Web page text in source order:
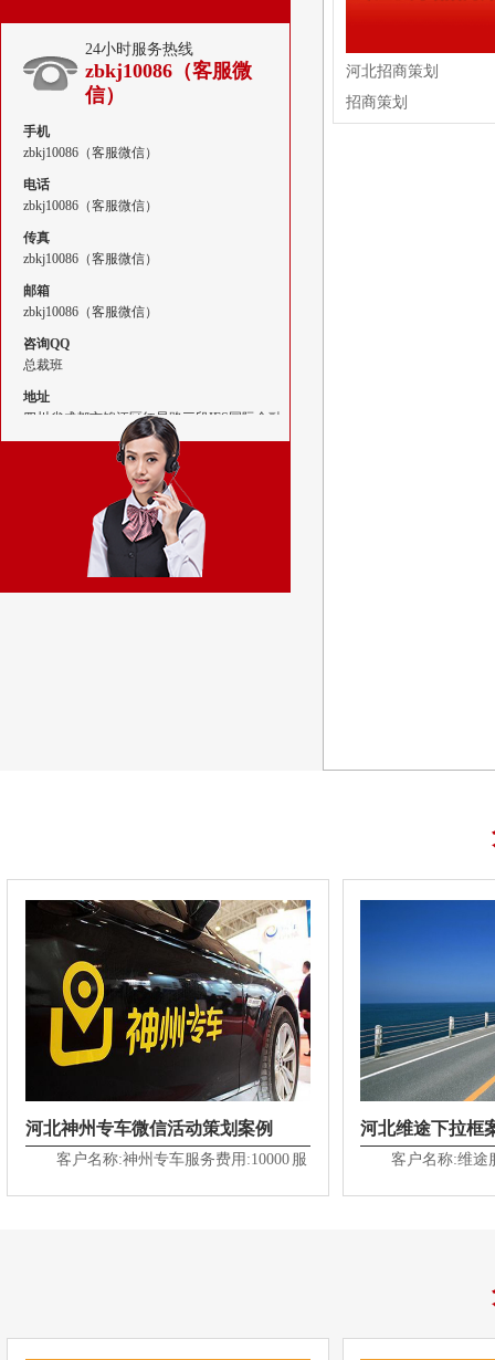
24小时服务热线
zbkj10086（客服微
信）
手机
zbkj10086（客服微信）
电话
zbkj10086（客服微信）
传真
zbkj10086（客服微信）
邮箱
zbkj10086（客服微信）
咨询QQ
总裁班
地址
四川省成都市锦江区红星路三段IFS国际金融
河北招商策划
招商策划
河北神州专车微信活动策划案例
客户名称:神州专车服务费用:10000 服
河北维途下拉框
客户名称:维途